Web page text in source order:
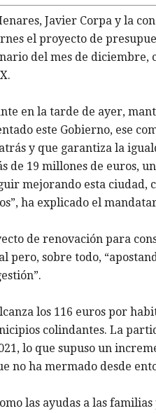
Javier Corpa y la
el proyecto de
del mes de diciembre,
en la tarde de ayer,
este Gobierno, ese
y que garantiza la
de 19 millones de euros,
mejorando esta ciudad,
ha explicado el
de renovación para
pero, sobre todo,
los 116 euros por
colindantes. La
lo que supuso un
no ha mermado desde
las ayudas a las